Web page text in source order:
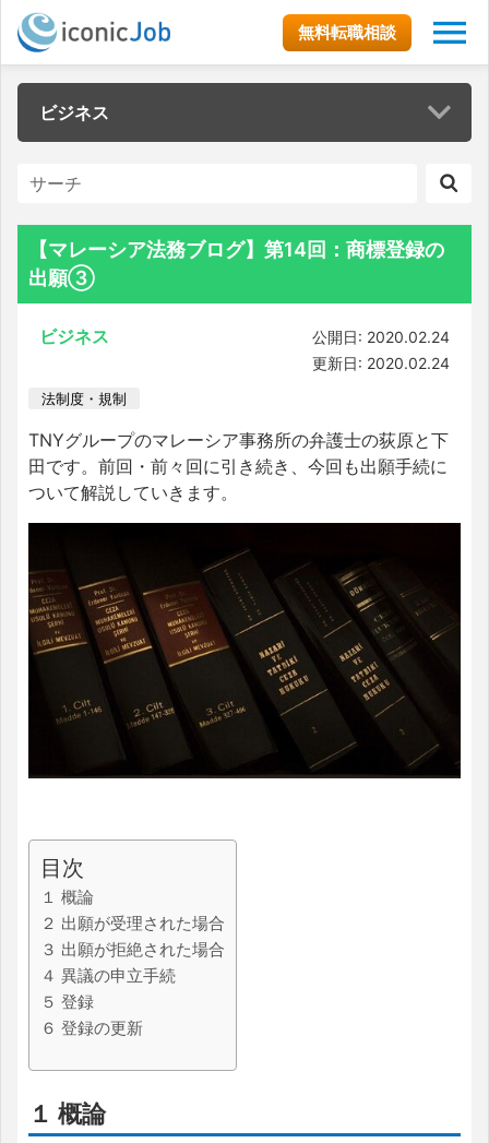
無料転職相談
ビジネス
【マレーシア法務ブログ】第14回：商標登録の
出願③
ビジネス
公開日: 2020.02.24
更新日: 2020.02.24
法制度・規制
TNYグループのマレーシア事務所の弁護士の荻原と下
田です。前回・前々回に引き続き、今回も出願手続に
ついて解説していきます。
目次
１ 概論
２ 出願が受理された場合
３ 出願が拒絶された場合
４ 異議の申立手続
５ 登録
６ 登録の更新
１ 概論